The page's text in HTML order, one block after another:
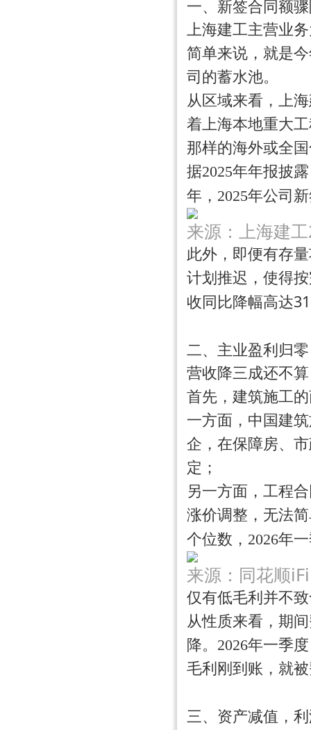
一、新签合同额
上海建工主营业
简单来说，就是
司的蓄水池。
从区域来看，上
着上海本地重大
那样的海外或全
据2025年年报披
年，2025年公司
来源：上海建
此外，即便有存
计划推迟，使得
收同比降幅高达
二、主业盈利归
营收降三成还不
首先，建筑施工
一方面，中国建
企，在保障房、
定；
另一方面，工程
涨价调整，无法
个位数，2026年
来源：同花顺
仅有低毛利并不
从性质来看，期
降。2026年一季
毛利刚到账，就
三、资产减值，